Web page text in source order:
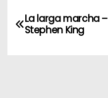
N
a
La larga marcha –
Stephen King